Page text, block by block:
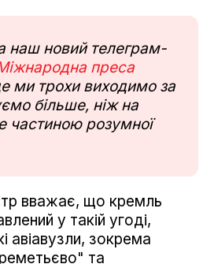
наш новий телеграм-
преса
ми трохи виходимо за
більше, ніж на
частиною розумної
вважає, що кремль
у такій угоді,
авіавузли, зокрема
та